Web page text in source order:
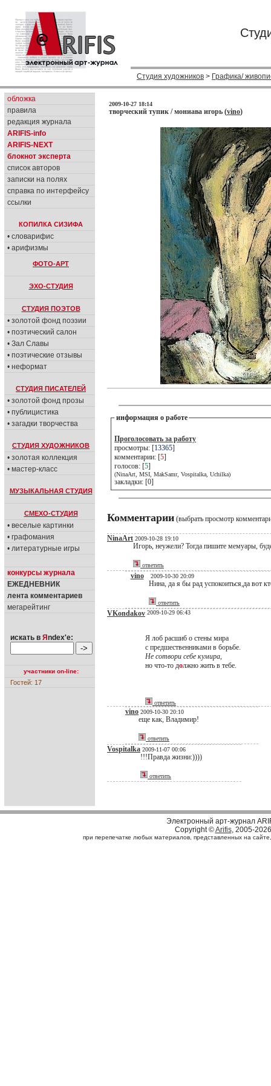
Студия художников > Графика/
обложка
правила
редакция журнала
ARIFIS-info
ARIFIS-NEXT
блокнот эксперта
список авторов
записки на полях
справка по интерфейсу
ссылки
КОПИЛКА СИЗИФА
• словарифис
• арифизмы
ФОТО-АРТ
ЭХО-СТУДИЯ
СТУДИЯ ПОЭТОВ
• золотой фонд поэзии
• поэтический салон
• Зал Славы
• поэтические отзывы
• неформат
СТУДИЯ ПИСАТЕЛЕЙ
• золотой фонд прозы
• публицистика
• загадки творчества
СТУДИЯ ХУДОЖНИКОВ
• золотая коллекция
• мастер-класс
МУЗЫКАЛЬНАЯ СТУДИЯ
СМЕХО-СТУДИЯ
• веселые картинки
• графомания
• литературные игры
конкурсы журнала
ЕЖЕДНЕВНИК
лента комментариев
мегарейтинг
искать в Я ndex'е:
участники on-line:
Гостей: 17
2009-10-27 18:14
творческий тупик / мониава игорь (vino)
информация о работе
Проголосовать за работу
просмотры: [13365]
комментарии: [5]
голосов: [5]
(NinaArt, MSI, MakSamr, Vospitalka, Uchilka)
закладки: [0]
Комментарии (выбрать просмотр
NinaArt 2009-10-28 19:10
Игорь, неужели? Тогда пишите мемуары,
ответить
vino 2009-10-30 20:09
Нина, да я бы рад успокоиться,да вот
ответить
VKondakov 2009-10-29 06:43
Я лоб расшиб о стены мира
с предшественниками в борьбе.
Не сотвори себе кумира,
но что-то должно жить в тебе.
ответить
vino 2009-10-30 20:10
еще как, Владимир!
ответить
Vospitalka 2009-11-07 00:06
!!!Правда жизни:))))
ответить
Электронный арт-журнал
Copyright ©Arifis, 2005-2026
при перепечатке любых материалов, представленных на